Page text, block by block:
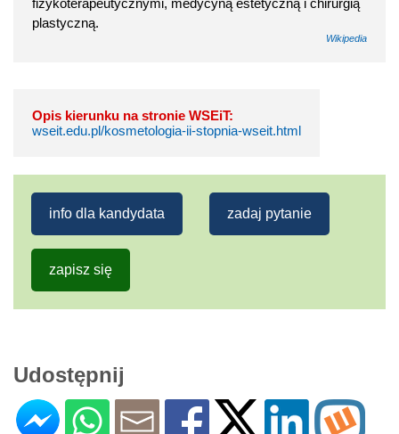
fizykoterapeutycznymi, medycyną estetyczną i chirurgią
plastyczną.
Wikipedia
Opis kierunku na stronie WSEiT:
wseit.edu.pl/kosmetologia-ii-stopnia-wseit.html
info dla kandydata zadaj pytanie
zapisz się
Udostępnij